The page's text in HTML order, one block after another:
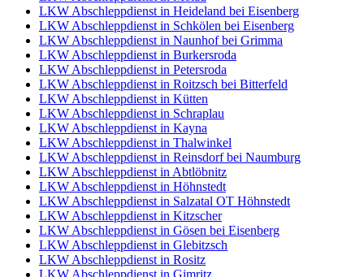
LKW Abschleppdienst in Heideland bei Eisenberg
LKW Abschleppdienst in Schkölen bei Eisenberg
LKW Abschleppdienst in Naunhof bei Grimma
LKW Abschleppdienst in Burkersroda
LKW Abschleppdienst in Petersroda
LKW Abschleppdienst in Roitzsch bei Bitterfeld
LKW Abschleppdienst in Kütten
LKW Abschleppdienst in Schraplau
LKW Abschleppdienst in Kayna
LKW Abschleppdienst in Thalwinkel
LKW Abschleppdienst in Reinsdorf bei Naumburg
LKW Abschleppdienst in Abtlöbnitz
LKW Abschleppdienst in Höhnstedt
LKW Abschleppdienst in Salzatal OT Höhnstedt
LKW Abschleppdienst in Kitzscher
LKW Abschleppdienst in Gösen bei Eisenberg
LKW Abschleppdienst in Glebitzsch
LKW Abschleppdienst in Rositz
LKW Abschleppdienst in Gimritz